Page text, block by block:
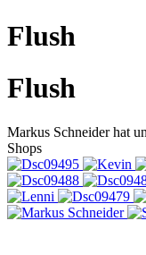
Flush
Flush
Markus Schneider hat
Shops